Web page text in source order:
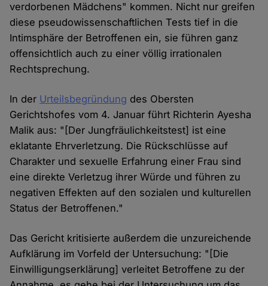
verdorbenen Mädchens" kommen. Nicht nur greifen
diese pseudowissenschaftlichen Tests tief in die
Intimsphäre der Betroffenen ein, sie führen ganz
offensichtlich auch zu einer völlig irrationalen
Rechtsprechung.
In der Urteilsbegründung des Obersten
Gerichtshofes vom 4. Januar führt Richterin Ayesha
Malik aus: "[Der Jungfräulichkeitstest] ist eine
eklatante Ehrverletzung. Die Rückschlüsse auf
Charakter und sexuelle Erfahrung einer Frau sind
eine direkte Verletzug ihrer Würde und führen zu
negativen Effekten auf den sozialen und kulturellen
Status der Betroffenen."
Das Gericht kritisierte außerdem die unzureichende
Aufklärung im Vorfeld der Untersuchung: "[Die
Einwilligungserklärung] verleitet Betroffene zu der